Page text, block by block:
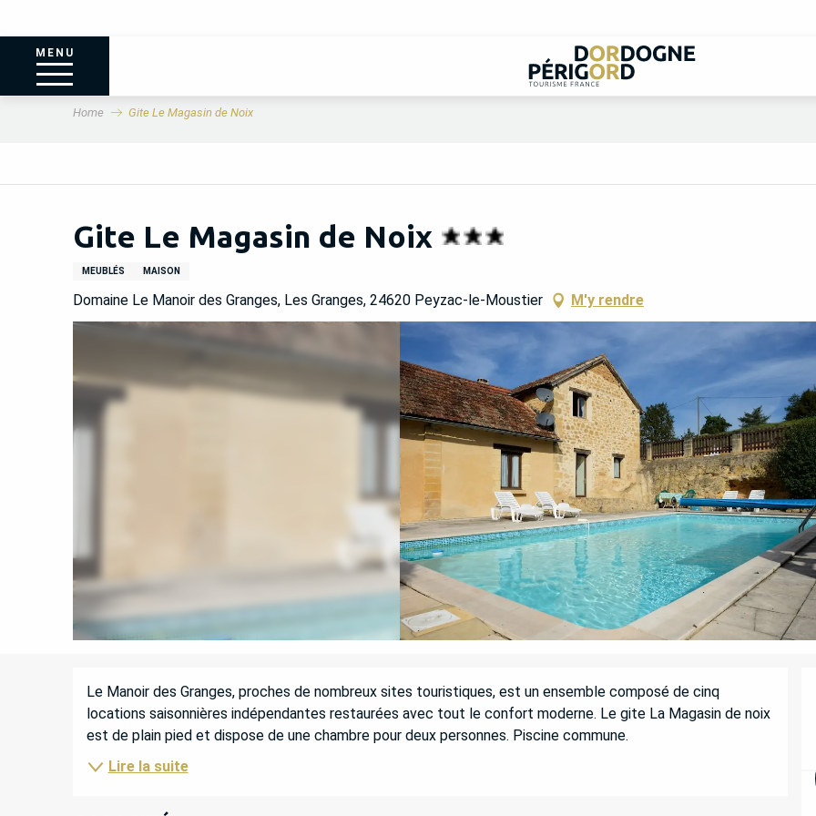
MENU
Home Gite Le Magasin de Noix
Gite Le Magasin de Noix
MEUBLÉS MAISON
Domaine Le Manoir des Granges, Les Granges, 24620 Peyzac-le-Moustier M'y rendre
DESCRIPTION
Le Manoir des Granges, proches de nombreux sites touristiques, est un ensemble composé de cinq
locations saisonnières indépendantes restaurées avec tout le confort moderne. Le gite La Magasin de noix
est de plain pied et dispose de une chambre pour deux personnes. Piscine commune.
Lire la suite